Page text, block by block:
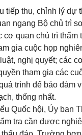
tiếp thu, chỉnh lý dự
ngang Bộ chủ trì
quan chủ trì thẩm
gia cuộc họp
nghị quyết; các
tham gia các
trình để bảo đảm
thống nhất.
Quốc hội, Ủy ban
tra cần được